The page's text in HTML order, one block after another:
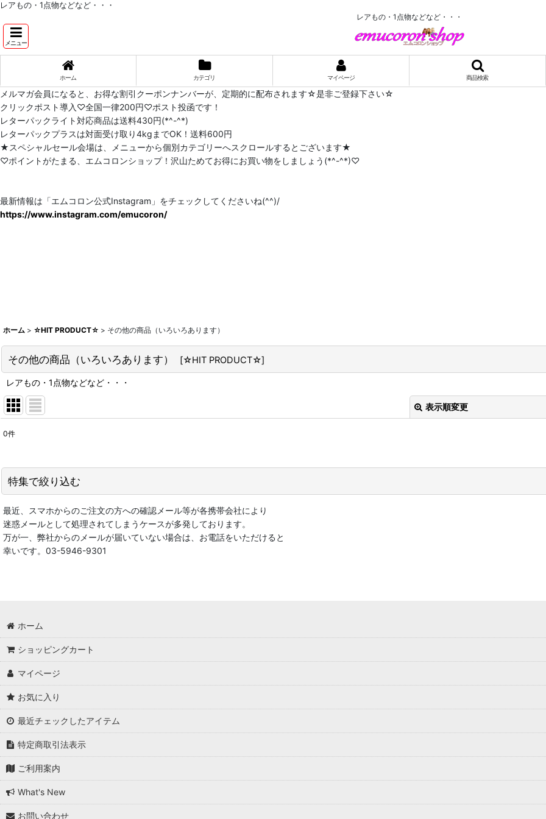
レアもの・1点物などなど・・・
レアもの・1点物などなど・・・
メニュー
ホーム カテゴリ マイページ 商品検索
メルマガ会員になると、お得な割引クーポンナンバーが、定期的に配布されます☆是非ご登録下さい☆
クリックポスト導入♡全国一律200円♡ポスト投函です！
レターパックライト対応商品は送料430円(*^-^*)
レターパックプラスは対面受け取り4kgまでOK！送料600円
★スペシャルセール会場は、メニューから個別カテゴリーへスクロールするとございます★
♡ポイントがたまる、エムコロンショップ！沢山ためてお得にお買い物をしましょう(*^-^*)♡
最新情報は「エムコロン公式Instagram」をチェックしてくださいね(^^)/
https://www.instagram.com/emucoron/
ホーム > ☆HIT PRODUCT☆ > その他の商品（いろいろあります）
その他の商品（いろいろあります） [☆HIT PRODUCT☆]
レアもの・1点物などなど・・・
表示順変更
在庫あり
並び順:
0件
特集で絞り込む
★★スペシャルセール会場★★
☆レトロ雑貨☆
ステーショナリー
本・雑誌・専門書
ポーチ＆巾着袋
その他の商品（いろいろあります）
最近、スマホからのご注文の方への確認メール等が各携帯会社により
迷惑メールとして処理されてしまうケースが多発しております。
万が一、弊社からのメールが届いていない場合は、お電話をいただけると
幸いです。03-5946-9301
ホーム
ショッピングカート
マイページ
お気に入り
最近チェックしたアイテム
特定商取引法表示
ご利用案内
What's New
お問い合わせ